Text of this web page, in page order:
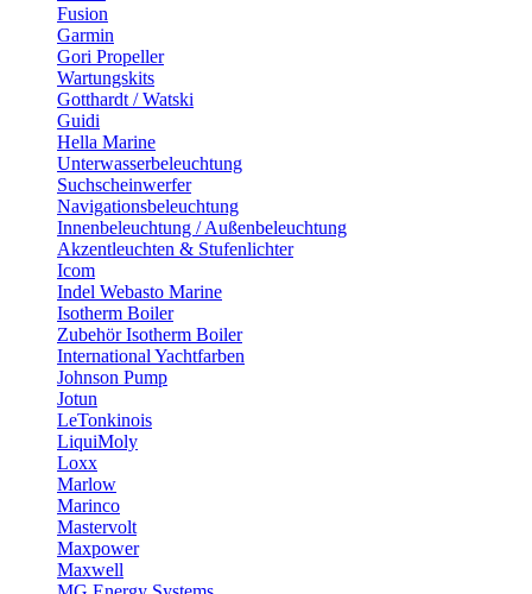
Fusion
Garmin
Gori Propeller
Wartungskits
Gotthardt / Watski
Guidi
Hella Marine
Unterwasserbeleuchtung
Suchscheinwerfer
Navigationsbeleuchtung
Innenbeleuchtung / Außenbeleuchtung
Akzentleuchten & Stufenlichter
Icom
Indel Webasto Marine
Isotherm Boiler
Zubehör Isotherm Boiler
International Yachtfarben
Johnson Pump
Jotun
LeTonkinois
LiquiMoly
Loxx
Marlow
Marinco
Mastervolt
Maxpower
Maxwell